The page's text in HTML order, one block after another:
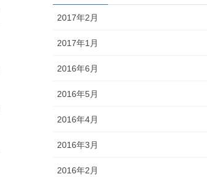
2017年2月
2017年1月
2016年6月
2016年5月
2016年4月
2016年3月
2016年2月